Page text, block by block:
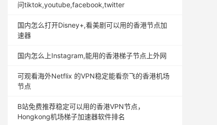
问tiktok,youtube,facebook,twitter
国内怎么打开Disney+,看美剧可以用的香港节点加
速器
国内怎么上Instagram,能用的香港梯子节点上外网
可观看海外Netflix 的VPN稳定能看奈飞的香港机场
节点
B站免费推荐稳定可以用的香港VPN节点，
Hongkong机场梯子加速器软件排名